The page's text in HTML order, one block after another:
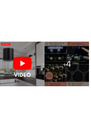
+4